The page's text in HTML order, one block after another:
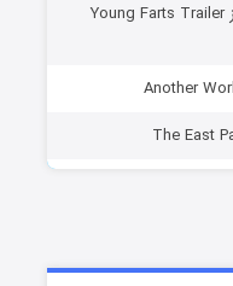
دانلود مستند قطعات تریلر یانگ فارتز Young Farts Trailer